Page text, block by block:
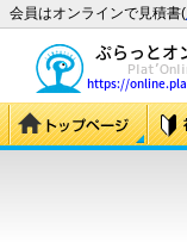
会員はオンラインで見積書(